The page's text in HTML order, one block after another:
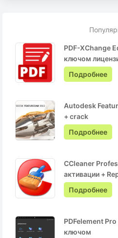
PDF-XChange
ключом
Подробнее
Autodesk
+ crack
Подробнее
CCleaner
активации +
Подробнее
PDFelement
ключом